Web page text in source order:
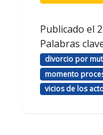
Publicado el
Palabras
divorcio por
momento
vicios de los